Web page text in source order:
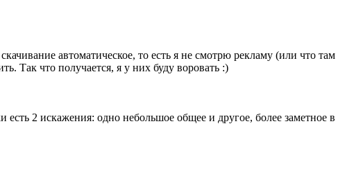
автоматическое, то есть я не смотрю рекламу (или что там
Так что получается, я у них буду воровать :)
2 искажения: одно небольшое общее и другое, более заметное в